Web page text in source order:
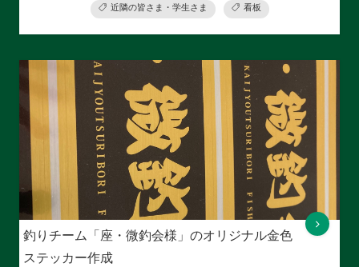
近隣の皆さま・学生さま 看板
釣りチーム「座・微釣会様」のオリジナル金色
ステッカー作成